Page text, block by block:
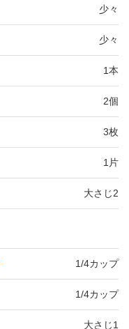
少々
少々
1本
2個
3枚
1片
大さじ2
1/4カップ
1/4カップ
大さじ1